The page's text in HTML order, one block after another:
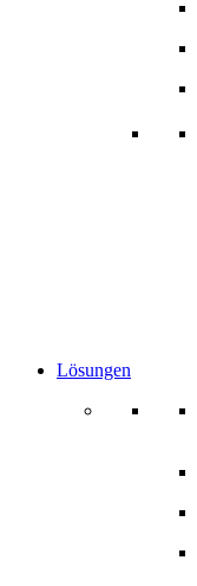
Lösungen